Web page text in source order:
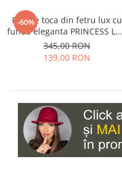
-60%
Palarie toca din fetru lux cu
funda eleganta PRINCESS LUX
(ROSU) - marime unica,
reglabila
345,00 RON
139,00 RON